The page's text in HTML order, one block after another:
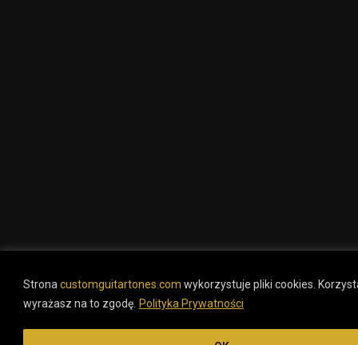
Strona customguitartones.com wykorzystuje pliki cookies.
wyrażasz na to zgodę. Polityka Prywatności